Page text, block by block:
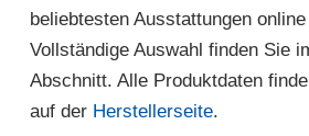
beliebtesten Ausstattungen
Vollständige Auswahl finden Sie
Abschnitt. Alle Produktdaten
auf der Herstellerseite.